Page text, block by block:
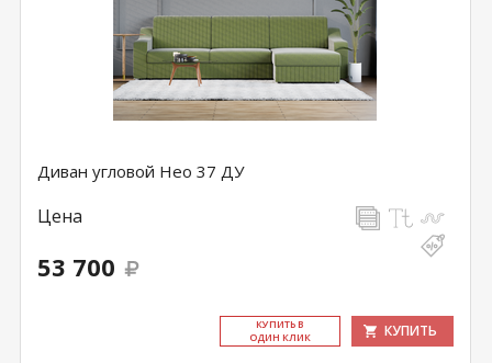
Диван угловой Нео 37 ДУ
Цена
53 700
КУ­ПИТЬ В
ОДИН КЛИК
КУПИТЬ